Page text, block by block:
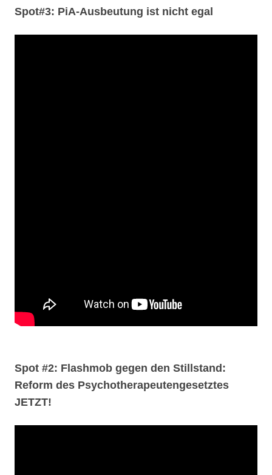
Spot#3: PiA-Ausbeutung ist nicht egal
Spot #2: Flashmob gegen den Stillstand:
Reform des Psychotherapeutengesetztes
JETZT!